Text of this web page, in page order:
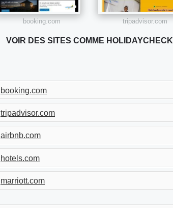
booking.com tripadvisor.com
VOIR DES SITES COMME HOLIDAYCHECK
booking.com
tripadvisor.com
airbnb.com
hotels.com
marriott.com